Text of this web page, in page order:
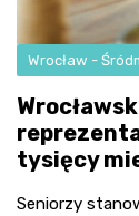
Wrocław -
tysięcy
Seniorzy